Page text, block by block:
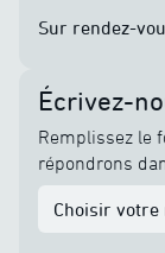
Sur rendez-
Écrivez-
Remplissez le
répondrons